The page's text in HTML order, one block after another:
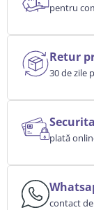
pentru
Retur
30 de zile
plată
contact